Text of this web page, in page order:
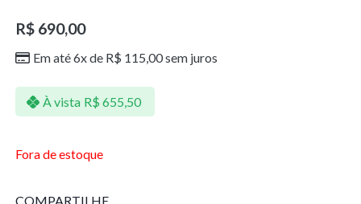
R$690,00
Em até 6x de R$ 115,00sem juros
À vista R$ 655,50
Fora de estoque
COMPARTILHE